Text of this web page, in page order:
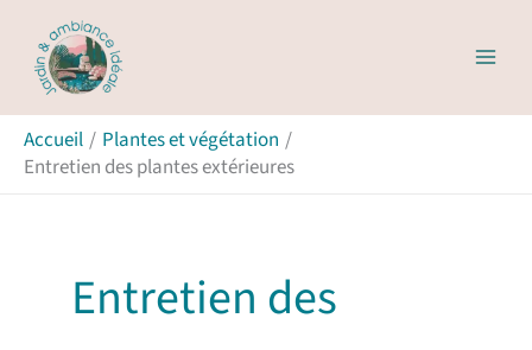
contenu
Accueil
Plantes et végétation
Entretien des plantes extérieures
Entretien des
e
h
e